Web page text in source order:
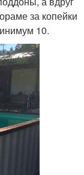
за копейки
10.